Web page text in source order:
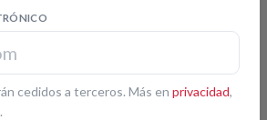
cedidos a terceros. Más en privacidad,
.